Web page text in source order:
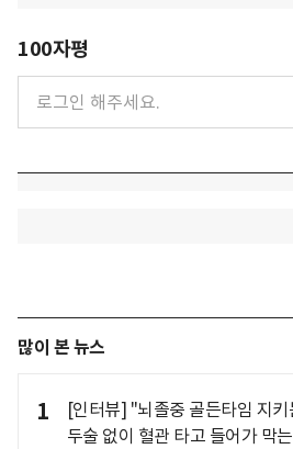
100자평
많이 본 뉴스
1
[인터뷰] "뇌졸중 골든타임 지
두술 없이 혈관 타고 들어가 막